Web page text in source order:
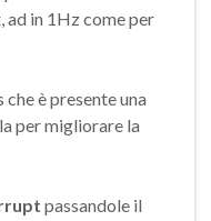
ad in 1Hz come per
è presente una
per migliorare la
passandole il